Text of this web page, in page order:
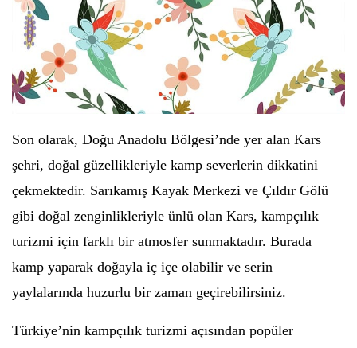
Son olarak, Doğu Anadolu Bölgesi’nde yer alan Kars
şehri, doğal güzellikleriyle kamp severlerin dikkatini
çekmektedir. Sarıkamış Kayak Merkezi ve Çıldır Gölü
gibi doğal zenginlikleriyle ünlü olan Kars, kampçılık
turizmi için farklı bir atmosfer sunmaktadır. Burada
kamp yaparak doğayla iç içe olabilir ve serin
yaylalarında huzurlu bir zaman geçirebilirsiniz.
Türkiye’nin kampçılık turizmi açısından popüler